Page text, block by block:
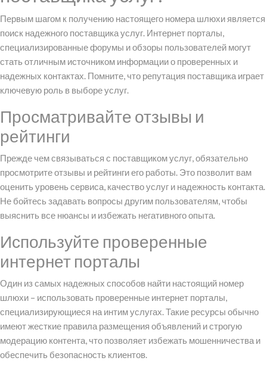
Первым шагом к получению настоящего номера шлюхи является
поиск надежного поставщика услуг. Интернет порталы,
специализированные форумы и обзоры пользователей могут
стать отличным источником информации о проверенных и
надежных контактах. Помните, что репутация поставщика играет
ключевую роль в выборе услуг.
Просматривайте отзывы и
рейтинги
Прежде чем связываться с поставщиком услуг, обязательно
просмотрите отзывы и рейтинги его работы. Это позволит вам
оценить уровень сервиса, качество услуг и надежность контакта.
Не бойтесь задавать вопросы другим пользователям, чтобы
выяснить все нюансы и избежать негативного опыта.
Используйте проверенные
интернет порталы
Один из самых надежных способов найти настоящий номер
шлюхи – использовать проверенные интернет порталы,
специализирующиеся на интим услугах. Такие ресурсы обычно
имеют жесткие правила размещения объявлений и строгую
модерацию контента, что позволяет избежать мошенничества и
обеспечить безопасность клиентов.